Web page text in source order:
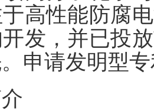
高性能防腐
发，并已投
申请发明型